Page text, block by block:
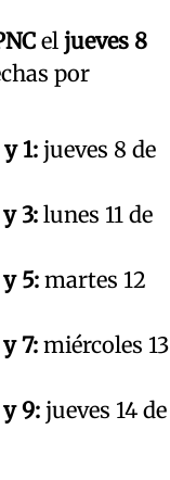
el jueves 8
por
1: jueves 8 de
3: lunes 11 de
5: martes 12
7: miércoles 13
9: jueves 14 de